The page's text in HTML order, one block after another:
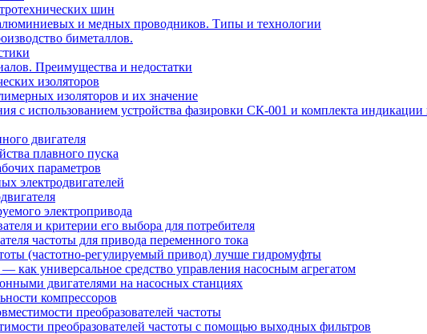
шин
и медных проводников. Типы и технологии
биметаллов.
Преимущества и недостатки
изоляторов
мерных изоляторов и их значение
с использованием устройства фазировки СК-001 и комплекта
двигателя
плавного пуска
параметров
электродвигателей
электропривода
и критерии его выбора для потребителя
частоты для привода переменного тока
(частотно-регулируемый привод) лучше гидромуфты
как универсальное средство управления насосным агрегатом
двигателями на насосных станциях
компрессоров
преобразователей частоты
преобразователей частоты с помощью выходных фильтров